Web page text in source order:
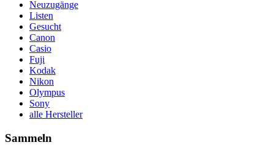
Neuzugänge
Listen
Gesucht
Canon
Casio
Fuji
Kodak
Nikon
Olympus
Sony
alle Hersteller
Sammeln